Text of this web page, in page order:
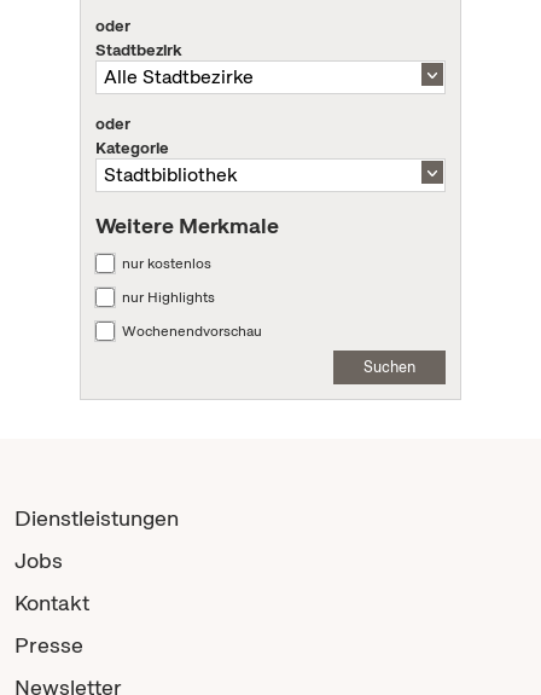
oder
Stadtbezirk
oder
Kategorie
Weitere Merkmale
nur kostenlos
nur Highlights
Wochenendvorschau
Suchen
Dienstleistungen
Jobs
Kontakt
Presse
Newsletter